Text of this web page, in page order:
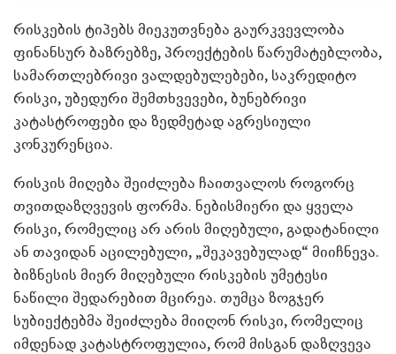
რისკების ტიპებს მიეკუთვნება გაურკვევლობა
ფინანსურ ბაზრებზე, პროექტების წარუმატებლობა,
სამართლებრივი ვალდებულებები, საკრედიტო
რისკი, უბედური შემთხვევები, ბუნებრივი
კატასტროფები და ზედმეტად აგრესიული
კონკურენცია.
რისკის მიღება შეიძლება ჩაითვალოს როგორც
თვითდაზღვევის ფორმა. ნებისმიერი და ყველა
რისკი, რომელიც არ არის მიღებული, გადატანილი
ან თავიდან აცილებული, „შეკავებულად“ მიიჩნევა.
ბიზნესის მიერ მიღებული რისკების უმეტესი
ნაწილი შედარებით მცირეა. თუმცა ზოგჯერ
სუბიექტებმა შეიძლება მიიღონ რისკი, რომელიც
იმდენად კატასტროფულია, რომ მისგან დაზღვევა